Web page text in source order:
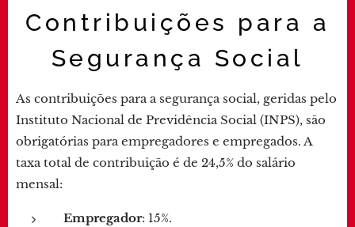
Contribuições para a
Segurança Social
As contribuições para a segurança social, geridas pelo
Instituto Nacional de Previdência Social (INPS), são
obrigatórias para empregadores e empregados. A
taxa total de contribuição é de 24,5% do salário
mensal:
Empregador: 15%.